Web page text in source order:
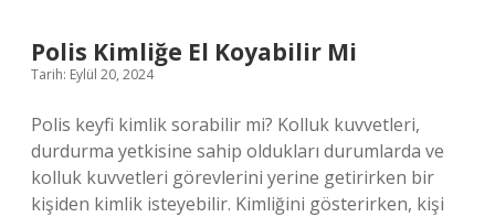
Polis Kimliğe El Koyabilir Mi
Tarih: Eylül 20, 2024
Polis keyfi kimlik sorabilir mi? Kolluk kuvvetleri,
durdurma yetkisine sahip oldukları durumlarda ve
kolluk kuvvetleri görevlerini yerine getirirken bir
kişiden kimlik isteyebilir. Kimliğini gösterirken, kişi